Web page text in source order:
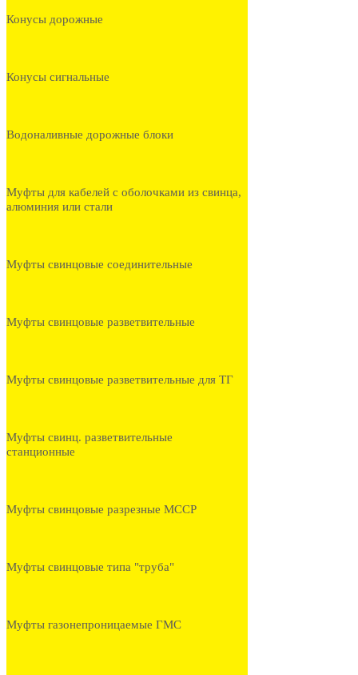
Конусы дорожные
Конусы сигнальные
Водоналивные дорожные блоки
Муфты для кабелей с оболочками из свинца,
алюминия или стали
Муфты свинцовые соединительные
Муфты свинцовые разветвительные
Муфты свинцовые разветвительные для ТГ
Муфты свинц. разветвительные
станционные
Муфты свинцовые разрезные МССР
Муфты свинцовые типа "труба"
Муфты газонепроницаемые ГМС